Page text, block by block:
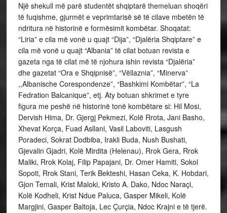
Një shekull më parë studentët shqiptarë themeluan shoqëri
të fuqishme, gjurmët e veprimtarisë së të cilave mbetën të
ndritura në historinë e formësimit kombëtar. Shoqatat:
“Liria” e cila më vonë u quajt “Dija”, “Djalëria Shqiptare” e
cila më vonë u quajt “Albania” të cilat botuan revista e
gazeta nga të cilat më të njohura ishin revista “Djalëria”
dhe gazetat “Ora e Shqipnisë”, “Vëllaznia”, “Minerva”
,,Albanische Corespondenze”, “Bashkimi Kombëtar”, “La
Fedration Balcanique”, etj. Aty botuan shkrimet e tyre
figura me peshë në historinë tonë kombëtare si: Hil Mosi,
Dervish Hima, Dr. Gjergj Pekmezi, Kolë Rrota, Jani Basho,
Xhevat Korça, Fuad Asllani, Vasil Laboviti, Lasgush
Poradeci, Sokrat Dodbiba, Irakli Buda, Nush Bushati,
Gjevalin Gjadri, Kolë Mirdita (Helenau), Rrok Gera, Rrok
Maliki, Rrok Kolaj, Filip Papajani, Dr. Omer Hamiti, Sokol
Sopoti, Rrok Stani, Terik Bekteshi, Hasan Ceka, K. Hobdari,
Gjon Temali, Krist Maloki, Kristo A. Dako, Ndoc Naraçi,
Kolë Kodheli, Krist Ndue Paluca, Gasper Mikeli, Kolë
Margjini, Gasper Baltoja, Lec Çurçia, Ndoc Krajni e të tjerë.